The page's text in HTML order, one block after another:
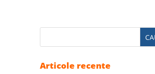
Articole recente